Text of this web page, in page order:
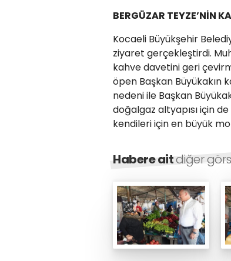
BERGÜZAR TEYZE’NİN
Kocaeli Büyükşehir
ziyaret gerçekleştirdi.
kahve davetini geri
öpen Başkan Büyükakın
nedeni ile Başkan
doğalgaz altyapısı için
kendileri için en büyük
Habere aitdiğer